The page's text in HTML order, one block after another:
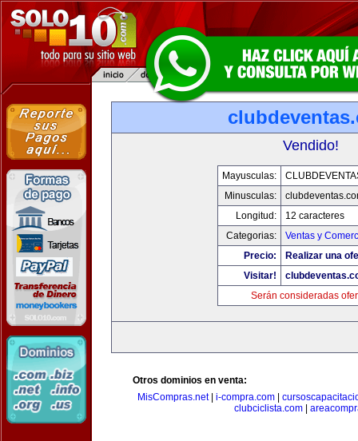
Vendido!
Mayusculas:
Minusculas:
Longitud:
12 caracteres
Categorias:
Ventas y
Precio:
Realizar una
Visitar!
Serán consideradas
Otros dominios en venta:
MisCompras.net| i-compra.com|
clubciclista.com|